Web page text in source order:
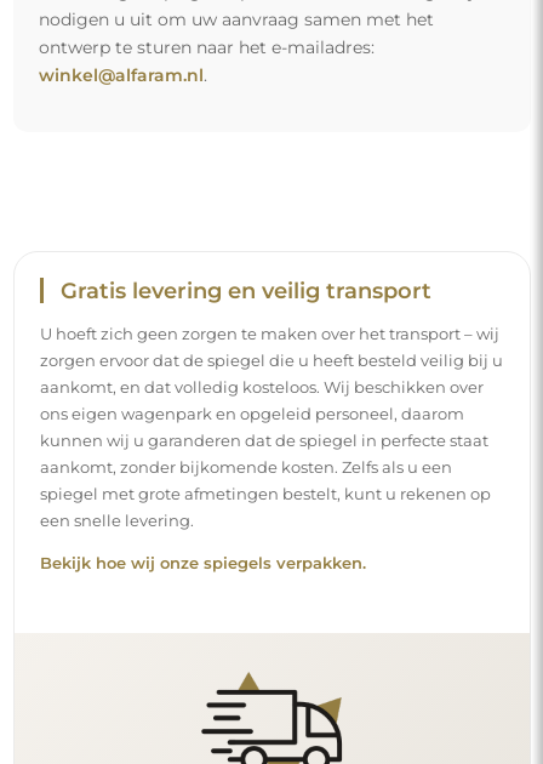
nodigen u uit om uw aanvraag samen met het
ontwerp te sturen naar het e-mailadres:
winkel@alfaram.nl.
Gratis levering en veilig transport
U hoeft zich geen zorgen te maken over het transport – wij
zorgen ervoor dat de spiegel die u heeft besteld veilig bij u
aankomt, en dat volledig kosteloos. Wij beschikken over
ons eigen wagenpark en opgeleid personeel, daarom
kunnen wij u garanderen dat de spiegel in perfecte staat
aankomt, zonder bijkomende kosten. Zelfs als u een
spiegel met grote afmetingen bestelt, kunt u rekenen op
een snelle levering.
Bekijk hoe wij onze spiegels verpakken.